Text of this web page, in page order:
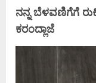
ನನ್ನ ಬೆಳವಣಿಗೆಗೆ
ಕರಂದ್ಲಾಜೆ